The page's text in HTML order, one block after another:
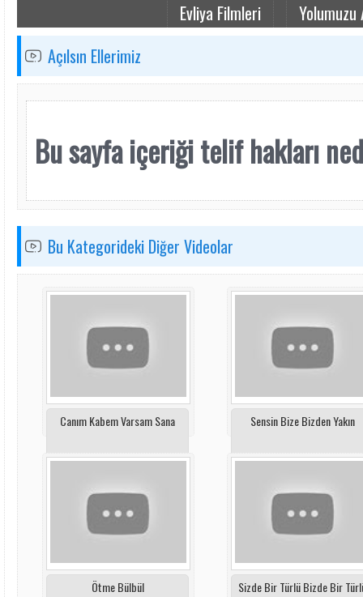
Evliya Filmleri
Yolumuzu
Açılsın Ellerimiz
Bu sayfa içeriği telif hakları
Bu Kategorideki Diğer Videolar
Canım Kabem Varsam Sana Sensin Bize Bizden Yakın
Ötme Bülbül Sizde Bir Türlü Bizde Bir